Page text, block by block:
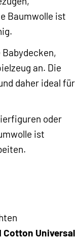
Baumwolle ist
an. Die
daher ideal für
oder
ist
Cotton Universal